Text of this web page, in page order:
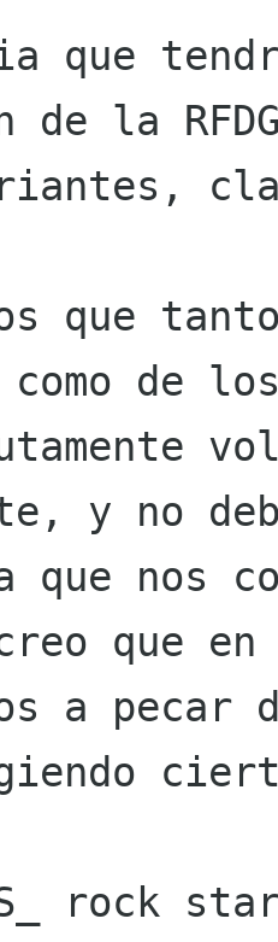
que
de la
que
de
y no
que nos
que en
a
rock